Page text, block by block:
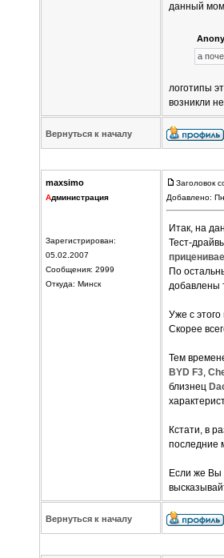
данный
а
логотипы
возникли
Вернуться к началу
maxsimo
Администрация
Зарегистрирован:
05.02.2007
Сообщения: 2999
Откуда: Минск
Заголовок
Добавлено:
Итак, на
Тест-
По
добавлены
Уже с
Скорее
Тем
BYD F3,
близнец
Кстати, в
последние
Если же Вы
Вернуться к началу